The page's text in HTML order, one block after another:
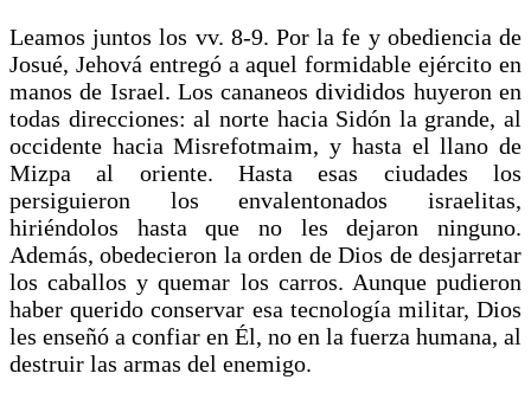
Leamos juntos los vv. 8-9. Por la fe y obediencia de
Josué, Jehová entregó a aquel formidable ejército en
manos de Israel. Los cananeos divididos huyeron en
todas direcciones: al norte hacia Sidón la grande, al
occidente hacia Misrefotmaim, y hasta el llano de
Mizpa al oriente. Hasta esas ciudades los
persiguieron los envalentonados israelitas,
hiriéndolos hasta que no les dejaron ninguno.
Además, obedecieron la orden de Dios de desjarretar
los caballos y quemar los carros. Aunque pudieron
haber querido conservar esa tecnología militar, Dios
les enseñó a confiar en Él, no en la fuerza humana, al
destruir las armas del enemigo.